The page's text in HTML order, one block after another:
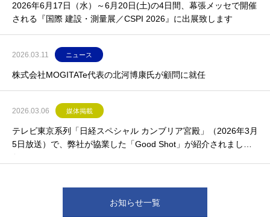
2026年6月17日（水）～6月20日(土)の4日間、幕張メッセで開催
される『国際 建設・測量展／CSPI 2026』に出展致します
2026.03.11 ニュース
株式会社MOGITATe代表の北河博康氏が顧問に就任
2026.03.06 媒体掲載
テレビ東京系列「日経スペシャル カンブリア宮殿」（2026年3月
5日放送）で、弊社が協業した「Good Shot」が紹介されまし
た。
お知らせ一覧